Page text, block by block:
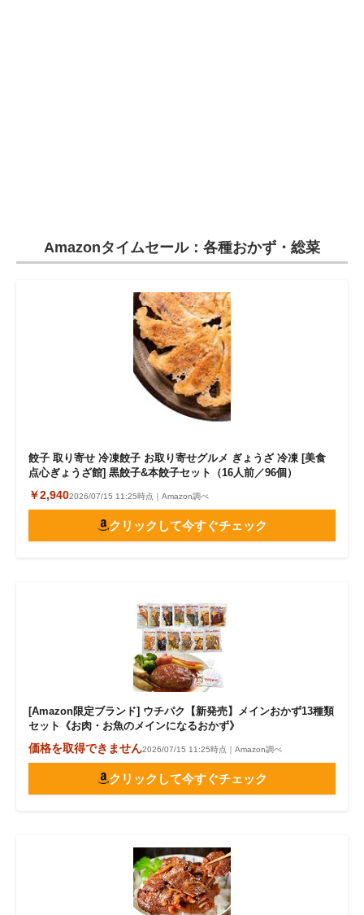
Amazonタイムセール：各種おかず・総菜
餃子 取り寄せ 冷凍餃子 お取り寄せグルメ ぎょうざ 冷凍 [美食
点心ぎょうざ館] 黒餃子&本餃子セット（16人前／96個）
￥2,9402026/07/15 11:25時点｜Amazon調べ
クリックして今すぐチェック
[Amazon限定ブランド] ウチパク【新発売】メインおかず13種類
セット《お肉・お魚のメインになるおかず》
価格を取得できません2026/07/15 11:25時点｜Amazon調べ
クリックして今すぐチェック